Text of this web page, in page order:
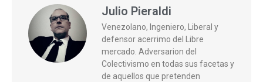
Julio Pieraldi
Venezolano, Ingeniero, Liberal y
defensor acerrimo del Libre
mercado. Adversarion del
Colectivismo en todas sus facetas y
de aquellos que pretenden